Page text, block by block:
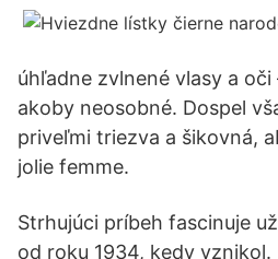
úhľadne zvlnené vlasy a oči
akoby neosobné. Dospel
priveľmi triezva a šikovná,
jolie femme.
Strhujúci príbeh fascinuje
od roku 1934, kedy vznikol.